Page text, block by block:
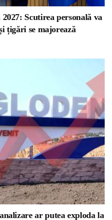
Scutirea personală va
țigări se majorează
ar putea exploda la